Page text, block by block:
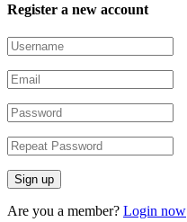
Register a new account
Are you a member? Login now